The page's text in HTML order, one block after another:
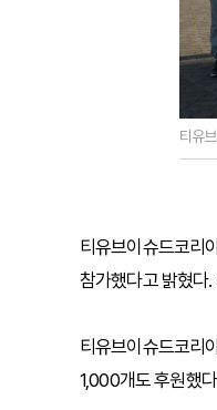
티유
티유브이슈드코리
참가했다고 밝혔다
티유브이슈드코리
1,000개도 후원했